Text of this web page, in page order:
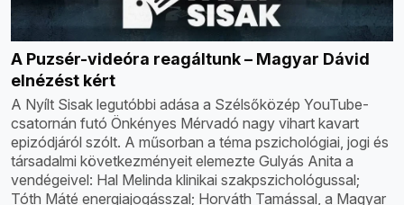
A Puzsér-videóra reagáltunk – Magyar Dávid
elnézést kért
A Nyílt Sisak legutóbbi adása a Szélsőközép YouTube-
csatornán futó Önkényes Mérvadó nagy vihart kavart
epizódjáról szólt. A műsorban a téma pszichológiai, jogi és
társadalmi következményeit elemezte Gulyás Anita a
vendégeivel: Hal Melinda klinikai szakpszichológussal;
Tóth Máté energiajogásszal; Horváth Tamással, a Magyar